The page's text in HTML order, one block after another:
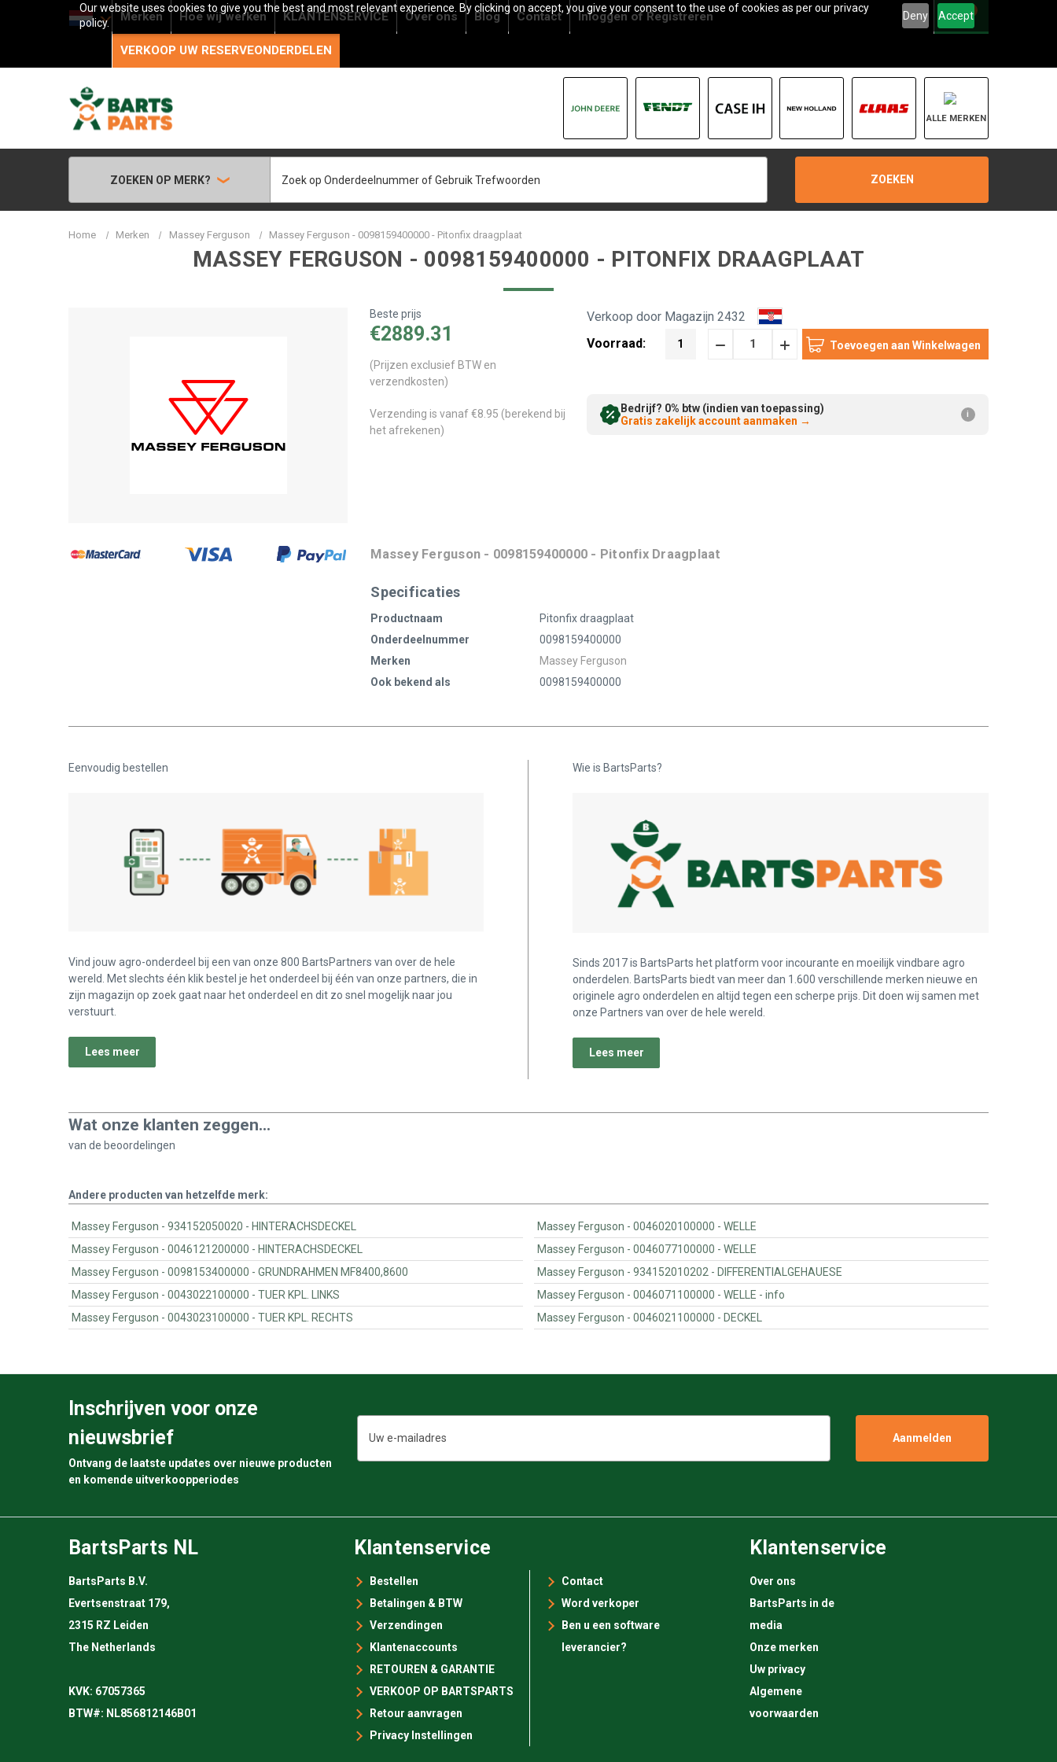
Our website uses cookies to give you the best and most relevant experience. By clicking on accept, you give your consent to the use of cookies as per our privacy
policy.
Deny Accept
Merken Hoe wij werken KLANTENSERVICE Over ons Blog Contact InloggenofRegistreren
VERKOOP UW RESERVEONDERDELEN
0
ALLE MERKEN
ZOEKEN OP MERK?
ZOEKEN
Home Merken Massey Ferguson Massey Ferguson - 0098159400000 - Pitonfix draagplaat
MASSEY FERGUSON - 0098159400000 - PITONFIX DRAAGPLAAT
Beste prijs
€2889.31
(Prijzen exclusief BTW en
verzendkosten)
Verzending is vanaf €8.95 (berekend bij
het afrekenen)
Verkoop door Magazijn 2432
Voorraad:
1 HoeveelheidHoeveelheid
Bedrijf? 0% btw (indien van toepassing)
Gratis zakelijk account aanmaken → i
Massey Ferguson - 0098159400000 - Pitonfix Draagplaat
Specificaties
Productnaam
Pitonfix draagplaat
Onderdeelnummer
0098159400000
Merken
Massey Ferguson
Ook bekend als
0098159400000
Eenvoudig bestellen
Vind jouw agro-onderdeel bij een van onze 800 BartsPartners van over de hele
wereld. Met slechts één klik bestel je het onderdeel bij één van onze partners, die in
zijn magazijn op zoek gaat naar het onderdeel en dit zo snel mogelijk naar jou
verstuurt.
Lees meer
Wie is BartsParts?
Sinds 2017 is BartsParts het platform voor incourante en moeilijk vindbare agro
onderdelen. BartsParts biedt van meer dan 1.600 verschillende merken nieuwe en
originele agro onderdelen en altijd tegen een scherpe prijs. Dit doen wij samen met
onze Partners van over de hele wereld.
Lees meer
Wat onze klanten zeggen...
van de beoordelingen
Andere producten van hetzelfde merk:
Massey Ferguson - 934152050020 - HINTERACHSDECKEL
Massey Ferguson - 0046121200000 - HINTERACHSDECKEL
Massey Ferguson - 0098153400000 - GRUNDRAHMEN MF8400,8600
Massey Ferguson - 0043022100000 - TUER KPL. LINKS
Massey Ferguson - 0043023100000 - TUER KPL. RECHTS
Massey Ferguson - 0046020100000 - WELLE
Massey Ferguson - 0046077100000 - WELLE
Massey Ferguson - 934152010202 - DIFFERENTIALGEHAUESE
Massey Ferguson - 0046071100000 - WELLE - info
Massey Ferguson - 0046021100000 - DECKEL
Inschrijven voor onze
nieuwsbrief
Ontvang de laatste updates over nieuwe producten
en komende uitverkoopperiodes
mailadres
Klantenservice
Bestellen
Betalingen & BTW
Verzendingen
Klantenaccounts
RETOUREN & GARANTIE
VERKOOP OP BARTSPARTS
Retour aanvragen
Privacy Instellingen
Contact
Word verkoper
Ben u een software
leverancier?
Klantenservice
Over ons
BartsParts in de
media
Onze merken
Uw privacy
Algemene
voorwaarden
BartsParts NL
BartsParts B.V.
Evertsenstraat 179,
2315 RZ Leiden
The Netherlands
KVK: 67057365
BTW#: NL856812146B01